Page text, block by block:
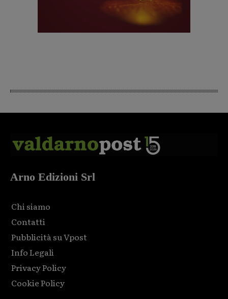
Arno Edizioni Srl
Chi siamo
Contatti
Pubblicità su Vpost
Info Legali
Privacy Policy
Cookie Policy